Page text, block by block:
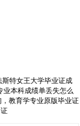
斯特女王大学毕业证成
业本科成绩单丢失怎么
教育学专业原版毕业证